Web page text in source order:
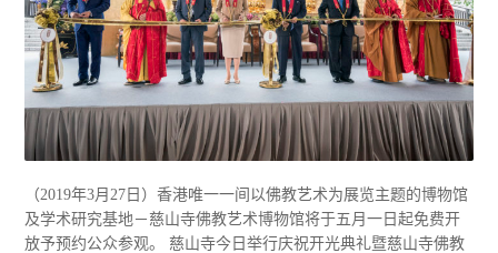
（2019年3月27日）香港唯一一间以佛教艺术为展览主题的博物馆
及学术研究基地－慈山寺佛教艺术博物馆将于五月一日起免费开
放予预约公众参观。 慈山寺今日举行庆祝开光典礼暨慈山寺佛教